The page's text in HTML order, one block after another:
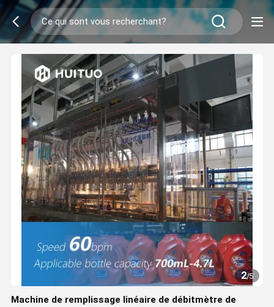
2/5
Machine de remplissage linéaire de débitmètre de